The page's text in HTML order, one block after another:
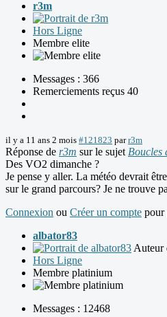
r3m
Hors Ligne
Membre elite
Messages : 366
Remerciements reçus 40
il y a 11 ans 2 mois #121823 parr3m
Réponse de r3m sur le sujet Boucles
Des VO2 dimanche ?
Je pense y aller. La météo devrait
sur le grand parcours? Je ne trouve
Connexion ou Créer un compte pour
albator83
Auteur
Hors Ligne
Membre platinium
Messages : 12468